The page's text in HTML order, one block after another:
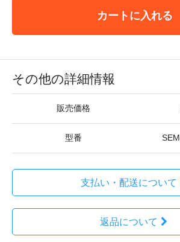
カートに入れる
その他の詳細情報
販売価格
型番
支払い・配送について
返品について